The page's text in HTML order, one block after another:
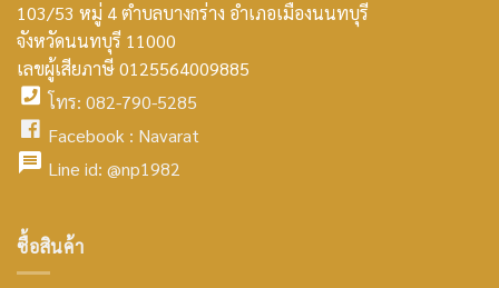
smt2
home
icon
103/53 หมู่ 4 ตำบลบางกร่าง อำเภอเมืองนนทบุรี
จังหวัดนนทบุรี 11000
เลขผู้เสียภาษี 0125564009885
facebook
icon
โทร: 082-790-5285
facebook
Facebook : Navarat
icon
Line id: @np1982
ซื้อสินค้า